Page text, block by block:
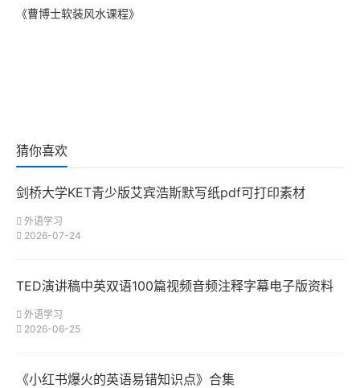
《曹博士软装风水课程》
猜你喜欢
剑桥大学KET青少版艾宾浩斯默写纸pdf可打印素材
外语学习
2026-07-24
TED演讲稿中英双语100篇视频音频注释字幕电子版资料
外语学习
2026-06-25
《小红书爆火的英语易错知识点》合集